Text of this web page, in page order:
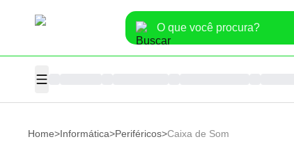
Home>Informática>Periféricos>Caixa de Som